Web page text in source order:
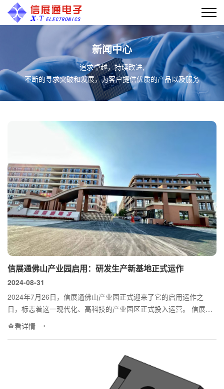
新闻中心
追求卓越，持续改进,
不断的寻求突破和发展，为客户提供优质的产品以及服务
信展通佛山产业园启用：研发生产新基地正式运作
2024-08-31
2024年7月26日，信展通佛山产业园正式迎来了它的启用运作之
日，标志着这一现代化、高科技的产业园区正式投入运营。 信展通
佛山园区...
查看详情